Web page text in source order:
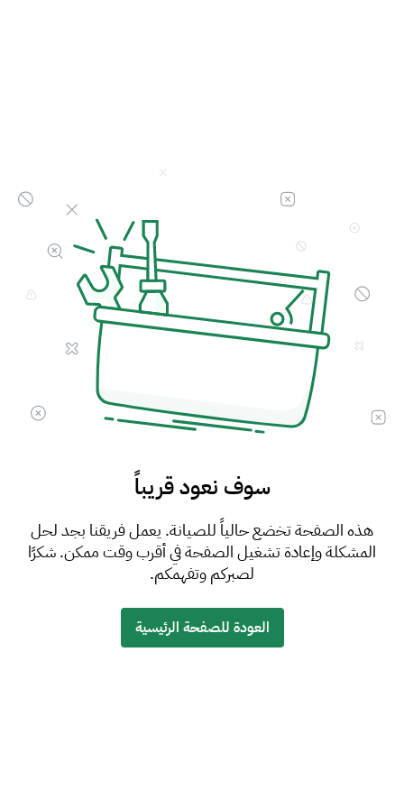
سوف نعود قريباً
هذه الصفحة تخضع حالياً للصيانة. يعمل فريقنا بجد لحل
المشكلة وإعادة تشغيل الصفحة في أقرب وقت ممكن. شكرًا
لصبركم وتفهمكم.
العودة للصفحة الرئيسية